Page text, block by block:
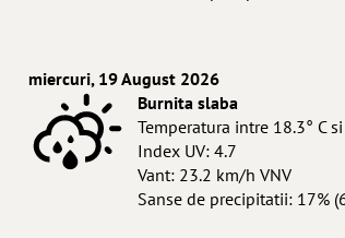
miercuri, 19 August 2026
Burnita slaba
Temperatura intre 18.3° C
Index UV: 4.7
Vant: 23.2 km/h VNV
Sanse de precipitatii: 17%